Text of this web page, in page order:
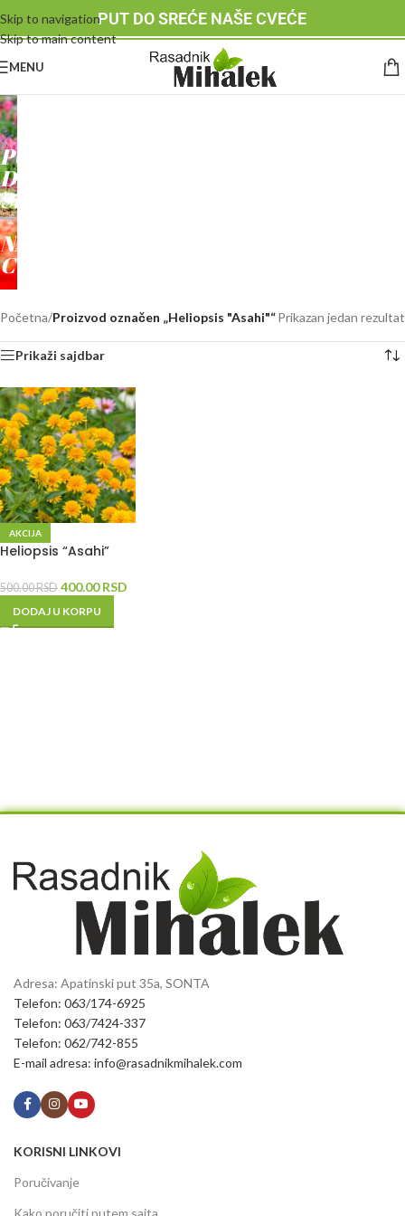
Skip to navigation
Skip to main content
PUT DO SREĆE NAŠE CVEĆE
MENU
RASADNIK
MIHALEK
PUT
DO
SREĆE
-
NAŠE
CVEĆE
Početna/Proizvod označen „Heliopsis "Asahi"“Prikazan jedan rezultat
Prikaži sajdbar
AKCIJA
Heliopsis “Asahi”
500.00RSD 400.00RSD
DODAJ U KORPU
Adresa: Apatinski put 35a, SONTA
Telefon: 063/174-6925
Telefon: 063/7424-337
Telefon: 062/742-855
E-mail adresa: info@rasadnikmihalek.com
KORISNI LINKOVI
Poručivanje
Kako poručiti putem sajta